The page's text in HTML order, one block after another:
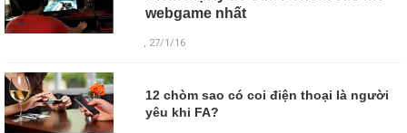
webgame nhất
, 27/1/16
12 chòm sao có coi điện thoại là người
yêu khi FA?